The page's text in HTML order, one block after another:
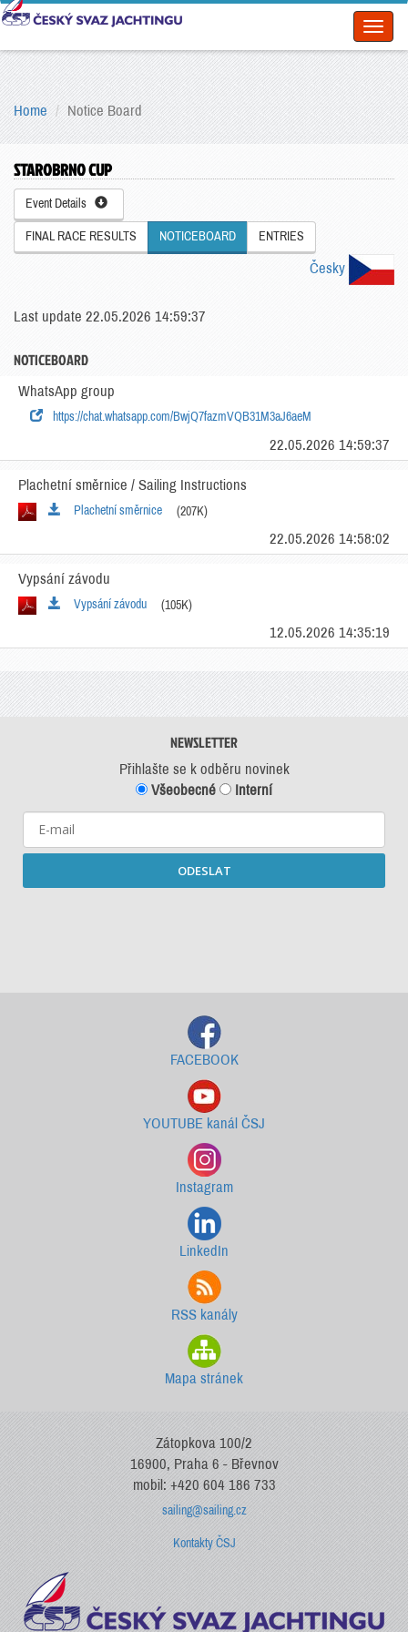
Home Notice Board
STAROBRNO CUP
Event Details
FINAL RACE RESULTS NOTICEBOARD ENTRIES
Česky
Last update 22.05.2026 14:59:37
NOTICEBOARD
WhatsApp group
https://chat.whatsapp.com/BwjQ7fazmVQB31M3aJ6aeM
22.05.2026 14:59:37
Plachetní směrnice / Sailing Instructions
Plachetní směrnice (207K)
22.05.2026 14:58:02
Vypsání závodu
Vypsání závodu (105K)
12.05.2026 14:35:19
NEWSLETTER
Přihlašte se k odběru novinek
Všeobecné
Interní
ODESLAT
FACEBOOK
YOUTUBE kanál ČSJ
Instagram
LinkedIn
RSS kanály
Mapa stránek
Zátopkova 100/2
16900, Praha 6 - Břevnov
mobil: +420 604 186 733
sailing@sailing.cz
Kontakty ČSJ